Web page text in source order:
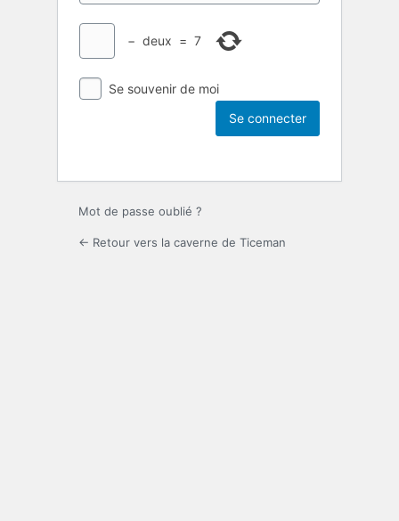
− deux = 7
Se souvenir de moi
Mot de passe oublié ?
← Retour vers la caverne de Ticeman